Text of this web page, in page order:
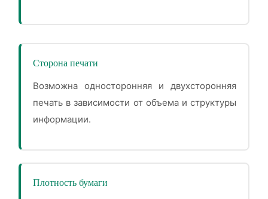
Сторона печати
Возможна односторонняя и двухсторонняя
печать в зависимости от объема и структуры
информации.
Плотность бумаги